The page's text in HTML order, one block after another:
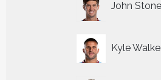
John
Kyle